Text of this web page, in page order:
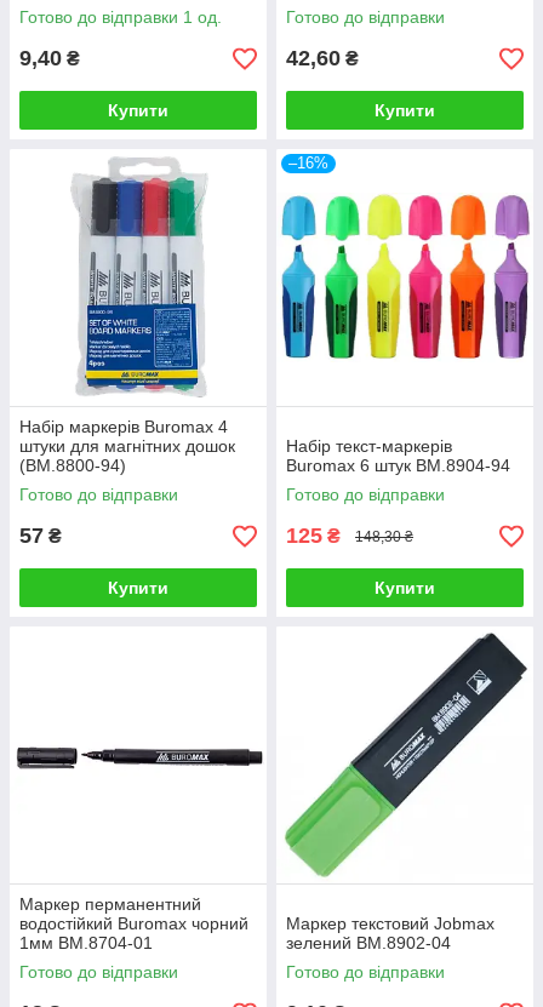
Готово до відправки 1 од.
9,40 ₴
Купити
Готово до відправки
42,60 ₴
Купити
Набір маркерів Buromax 4
штуки для магнітних дошок
(BM.8800-94)
Готово до відправки
57 ₴
Купити
–16%
Набір текст-маркерів
Buromax 6 штук BM.8904-94
Готово до відправки
125 ₴ 148,30 ₴
Купити
Маркер перманентний
водостійкий Buromax чорний
1мм BM.8704-01
Готово до відправки
Маркер текстовий Jobmax
зелений BM.8902-04
Готово до відправки